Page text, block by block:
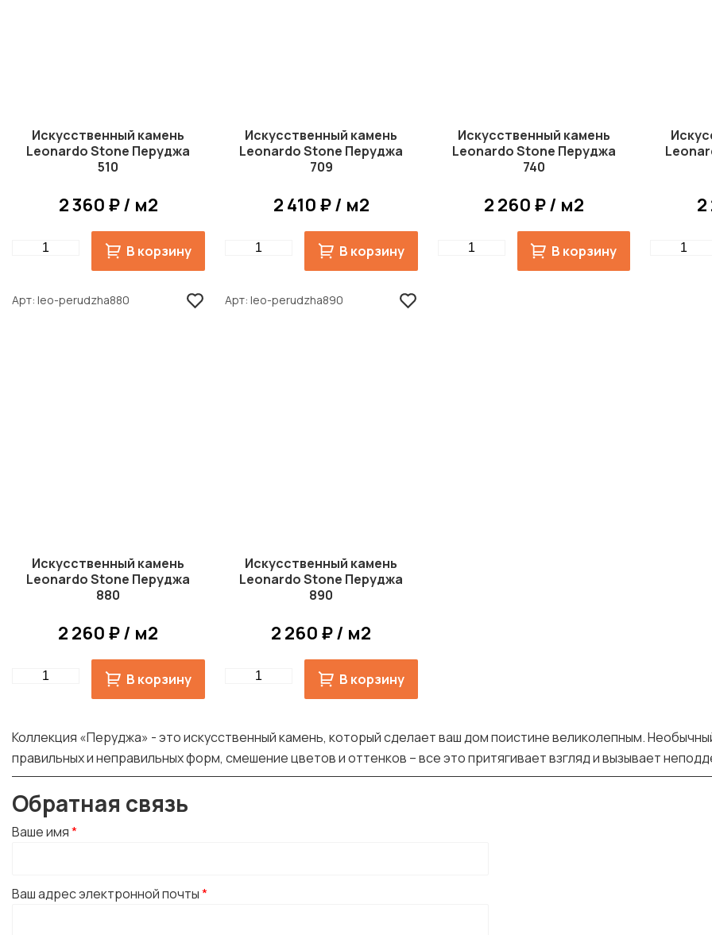
Искусственный камень
Leonardo Stone Перуджа
510
2 360 ₽ / м2
Quantity В корзину
Искусственный камень
Leonardo Stone Перуджа
709
2 410 ₽ / м2
Quantity В корзину
Искусственный камень
Leonardo Stone Перуджа
740
2 260 ₽ / м2
Quantity В корзину Quantity
Арт leo-perudzha880
Искусственный камень
Leonardo Stone Перуджа
880
2 260 ₽ / м2
Quantity В корзину
Арт leo-perudzha890
Искусственный камень
Leonardo Stone Перуджа
890
2 260 ₽ / м2
Quantity В корзину
Коллекция «Перуджа» - это искусственный камень, который сделает ваш дом поистине великолепным.
правильных и неправильных форм, смешение цветов и оттенков – все это притягивает взгляд и вызывает
Обратная связь
Ваше имя*
Ваш адрес электронной почты*